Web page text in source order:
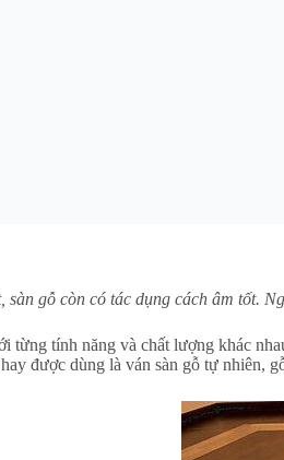
sàn gỗ còn có tác dụng cách âm tốt.
từng tính năng và chất lượng khác
được dùng là ván sàn gỗ tự nhiên,